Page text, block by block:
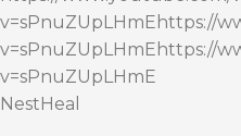
v=sPnuZUpLHmEhttps://
v=sPnuZUpLHmEhttps://
v=sPnuZUpLHmE
NestHeal